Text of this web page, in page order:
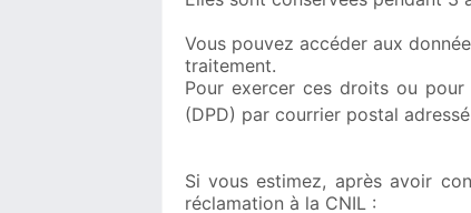
Vous pouvez accéder aux
traitement.
Pour exercer ces droits ou
(DPD) par courrier postal
Si vous estimez, après avoir
réclamation à la CNIL :